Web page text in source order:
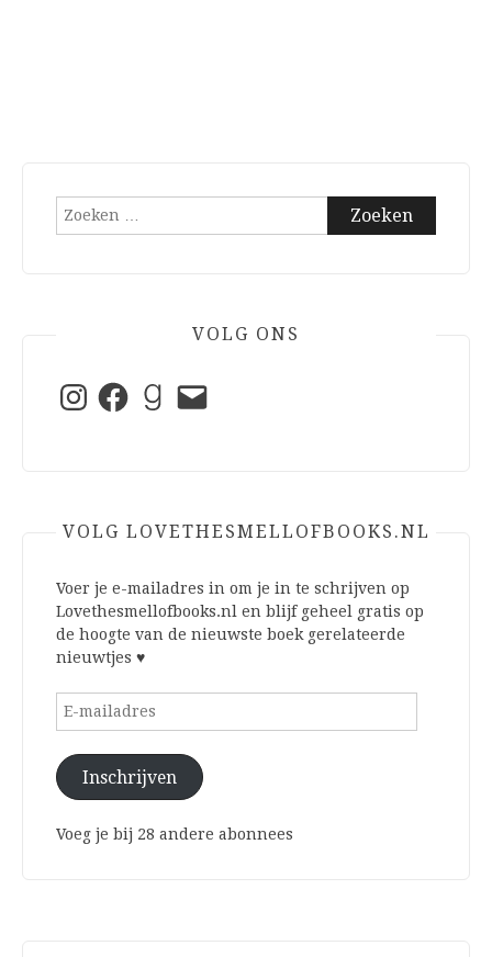
Zoeken
VOLG ONS
InstagramFacebookGoodreads
E-
mail
VOLG LOVETHESMELLOFBOOKS.NL
Voer je e-mailadres in om je in te schrijven op
Lovethesmellofbooks.nl en blijf geheel gratis op
de hoogte van de nieuwste boek gerelateerde
nieuwtjes ♥
E-
Inschrijven
Voeg je bij 28 andere abonnees